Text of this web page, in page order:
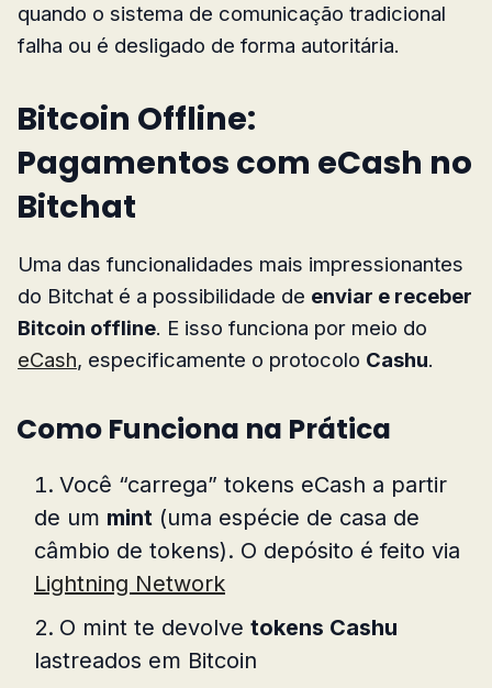
quando o sistema de comunicação tradicional
falha ou é desligado de forma autoritária.
Bitcoin Offline:
Pagamentos com eCash no
Bitchat
Uma das funcionalidades mais impressionantes
do Bitchat é a possibilidade de enviar e receber
Bitcoin offline. E isso funciona por meio do
eCash, especificamente o protocolo Cashu.
Como Funciona na Prática
Você “carrega” tokens eCash a partir
de um mint (uma espécie de casa de
câmbio de tokens). O depósito é feito via
Lightning Network
O mint te devolve tokens Cashu
lastreados em Bitcoin